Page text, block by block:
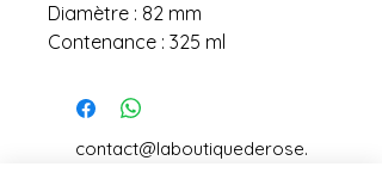
Diamètre : 82 mm
Contenance : 325 ml
contact@laboutiquederose.